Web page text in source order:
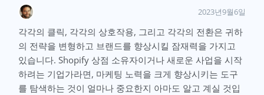
2023년9월6일
각각의 클릭, 각각의 상호작용, 그리고 각각의 전환은 귀하
의 전략을 변형하고 브랜드를 향상시킬 잠재력을 가지고
있습니다. Shopify 상점 소유자이거나 새로운 사업을 시작
하려는 기업가라면, 마케팅 노력을 크게 향상시키는 도구
를 탐색하는 것이 얼마나 중요한지 아마도 알고 계실 것입